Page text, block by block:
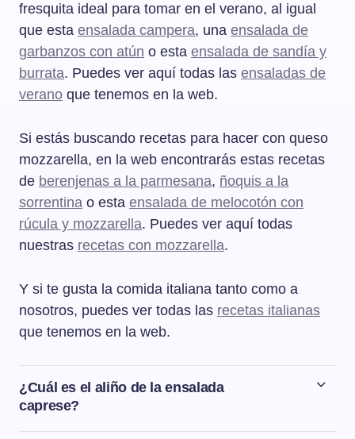
fresquita ideal para tomar en el verano, al igual
que esta ensalada campera, una ensalada de
garbanzos con atún o esta ensalada de sandía y
burrata. Puedes ver aquí todas las ensaladas de
verano que tenemos en la web.
Si estás buscando recetas para hacer con queso
mozzarella, en la web encontrarás estas recetas
de berenjenas a la parmesana, ñoquis a la
sorrentina o esta ensalada de melocotón con
rúcula y mozzarella. Puedes ver aquí todas
nuestras recetas con mozzarella.
Y si te gusta la comida italiana tanto como a
nosotros, puedes ver todas las recetas italianas
que tenemos en la web.
¿Cuál es el aliño de la ensalada
caprese?
El aliño de la ensalada caprese es un buen aceite de